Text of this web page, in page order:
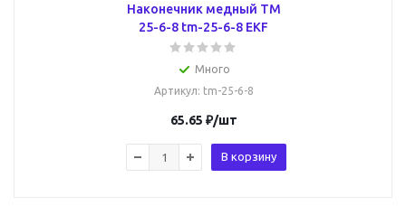
Наконечник медный ТМ
25-6-8 tm-25-6-8 EKF
Много
Артикул: tm-25-6-8
65.65 ₽/шт
В корзину